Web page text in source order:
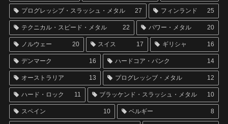
プログレッシブ・スラッシュ・メタル 27 フィンランド 25
テクニカル・スピード・メタル 22 パワー・メタル 20
ノルウェー 20 スイス 17 ギリシャ 16
デンマーク 16 ハードコア・パンク 14
オーストラリア 13 プログレッシブ・メタル 12
ハード・ロック 11 ブラッケンド・スラッシュ・メタル 10
スペイン 10 ベルギー 8